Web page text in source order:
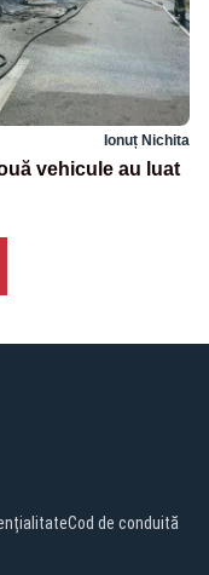
Ionuț Nichita
vehicule au luat
Cod de conduită